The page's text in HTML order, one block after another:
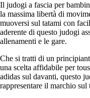
Il judogi a fascia per
la massima libertà di
muoversi sul tatami con
aderente di questo judogi
allenamenti e le gare.
Che si tratti di un
una scelta affidabile per
adidas sul davanti, questo
rappresentare il marchio sul